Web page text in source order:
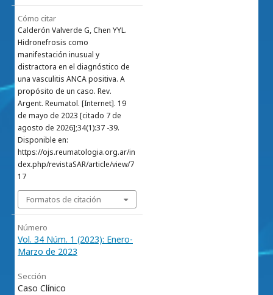
Cómo citar
Calderón Valverde G, Chen YYL.
Hidronefrosis como
manifestación inusual y
distractora en el diagnóstico de
una vasculitis ANCA positiva. A
propósito de un caso. Rev.
Argent. Reumatol. [Internet]. 19
de mayo de 2023 [citado 7 de
agosto de 2026];34(1):37 -39.
Disponible en:
https://ojs.reumatologia.org.ar/in
dex.php/revistaSAR/article/view/7
17
Formatos de citación
Número
Vol. 34 Núm. 1 (2023): Enero-
Marzo de 2023
Sección
Caso Clínico